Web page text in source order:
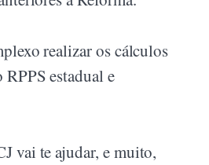
realizar os cálculos
estadual e
vai te ajudar, e muito,